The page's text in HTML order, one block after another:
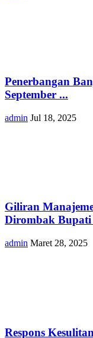
Penerbangan
September ...
admin Jul 18, 2025
Giliran
Dirombak Bupati
admin Maret 28, 2025
Respons